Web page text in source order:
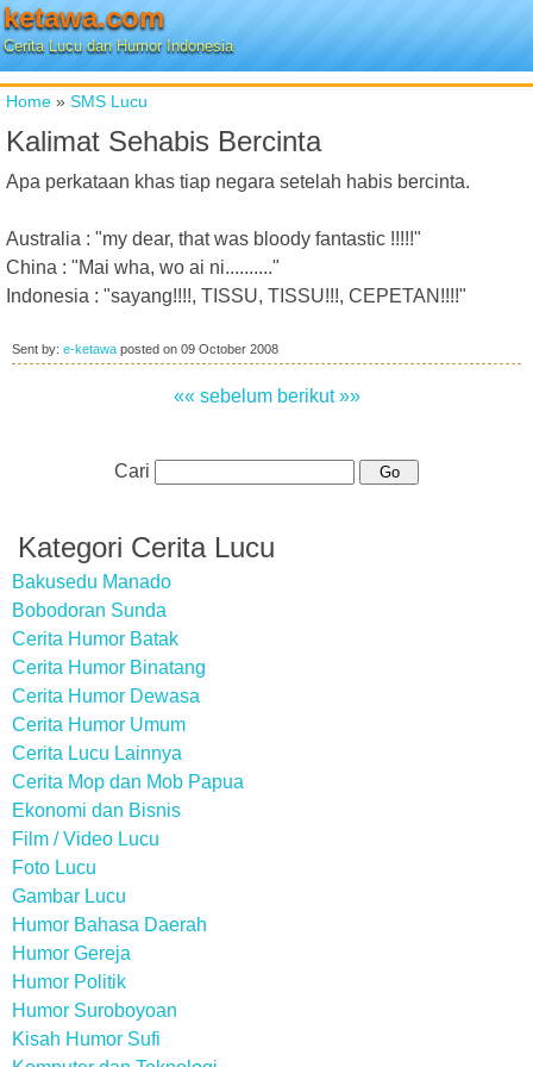
ketawa.com
Cerita Lucu dan Humor Indonesia
Home » SMS Lucu
Kalimat Sehabis Bercinta
Apa perkataan khas tiap negara setelah habis bercinta.
Australia : "my dear, that was bloody fantastic !!!!!"
China : "Mai wha, wo ai ni.........."
Indonesia : "sayang!!!!, TISSU, TISSU!!!, CEPETAN!!!!"
Sent by: e-ketawa posted on 09 October 2008
«« sebelum berikut »»
Cari
Kategori Cerita Lucu
Bakusedu Manado
Bobodoran Sunda
Cerita Humor Batak
Cerita Humor Binatang
Cerita Humor Dewasa
Cerita Humor Umum
Cerita Lucu Lainnya
Cerita Mop dan Mob Papua
Ekonomi dan Bisnis
Film / Video Lucu
Foto Lucu
Gambar Lucu
Humor Bahasa Daerah
Humor Gereja
Humor Politik
Humor Suroboyoan
Kisah Humor Sufi